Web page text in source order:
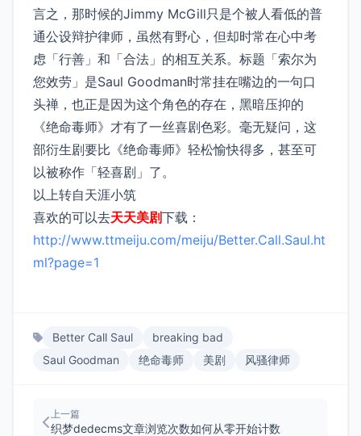
言之，那时候的Jimmy McGill只是个被人看低的普
通公设辩护律师，虽然有野心，但却时常在心中考
虑「行善」和「合法」的相互关系。标题「索尔为
您效劳」是Saul Goodman时常挂在嘴边的一句口
头禅，也正是因为这个角色的存在，黑暗压抑的
《绝命毒师》才有了一丝喜剧色彩。毫无疑问，这
部衍生剧要比《绝命毒师》轻松愉快得多，甚至可
以被称作「轻喜剧」了。
以上转自天涯小筑
喜欢的可以去天天美剧下载：
http://www.ttmeiju.com/meiju/Better.Call.Saul.ht
ml?page=1
Better Call Saul
breaking bad
Saul Goodman
绝命毒师 美剧 风骚律师
上一篇
织梦dedecms文章浏览次数如何从零开始计数